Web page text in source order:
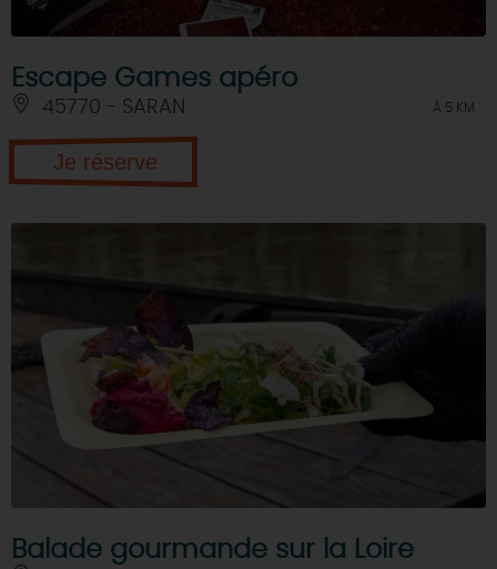
Escape Games apéro
45770 - SARAN À 5 KM
Je réserve
Balade gourmande sur la Loire